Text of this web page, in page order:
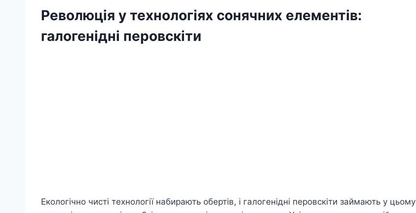
Революція у технологіях сонячних елементів:
галогенідні перовскіти
Екологічно чисті технології набирають обертів, і галогенідні перовскіти займають у цьому